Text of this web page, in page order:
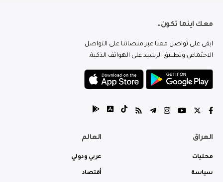
معك اينما تكون..
ابقى على تواصل معنا عبر منصاتنا على التواصل
الاجتماعي وتطبيق الرشيد على الهواتف الذكية.
العراق
محليات
سياسة
العالم
عربي ودولي
أقتصاد